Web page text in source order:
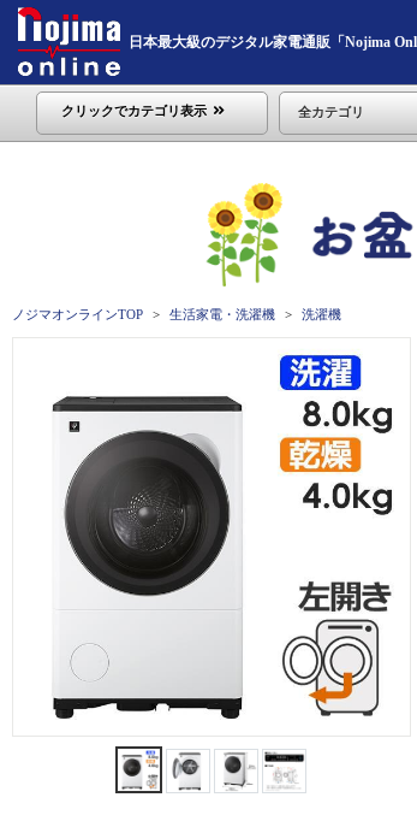
日本最大級のデジタル家電通販「Nojima
クリックでカテゴリ表示 全カテゴリ
ノジマオンラインTOP 生活家電・洗濯機 洗濯機